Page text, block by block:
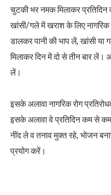
चुटकी भर नमक मिलाकर प्रतिदिन
खांसी/गले में खराश के लिए
डालकर पानी की भाप लें, खांसी
मिलाकर दिन में दो से तीन बार
लें।
इसके अलावा नागरिक रोग
इसके अलावा वे प्रतिदिन कम से कम
नींद ले व तनाव मुक्त रहे, भोजन
प्रयोग करें।